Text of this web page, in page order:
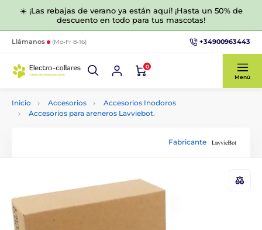
☀️ ¡Las rebajas de verano ya están aquí! ¡Hasta un 50% de
descuento en todo para tus mascotas!
Llámanos (Mo-Fr 8-16) +34900963443
0
Menú
Inicio Accesorios
Accesorios Inodoros
Accesorios para areneros Lavviebot.
Fabricante